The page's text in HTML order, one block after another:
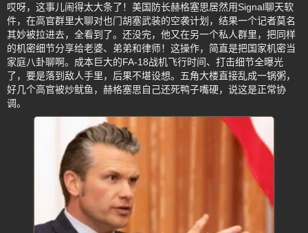
哎呀，这事儿闹得太大条了！美国防长赫格塞思居然用Signal聊天软
件，在高官群里大聊对也门胡塞武装的空袭计划，结果一个记者莫名
其妙被拉进去，全看到了。还没完，他又在另一个私人群里，把同样
的机密细节分享给老婆、弟弟和律师！这操作，简直是把国家机密当
家庭八卦聊啊。成本巨大的FA-18战机飞行时间、打击细节全曝光
了，要是落到敌人手里，后果不堪设想。五角大楼直接乱成一锅粥，
好几个高官被炒鱿鱼，赫格塞思自己还死鸭子嘴硬，说这是正常协
调。